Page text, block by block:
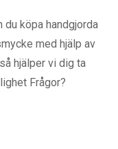
du köpa handgjorda
med hjälp av
hjälper vi dig ta
Frågor?